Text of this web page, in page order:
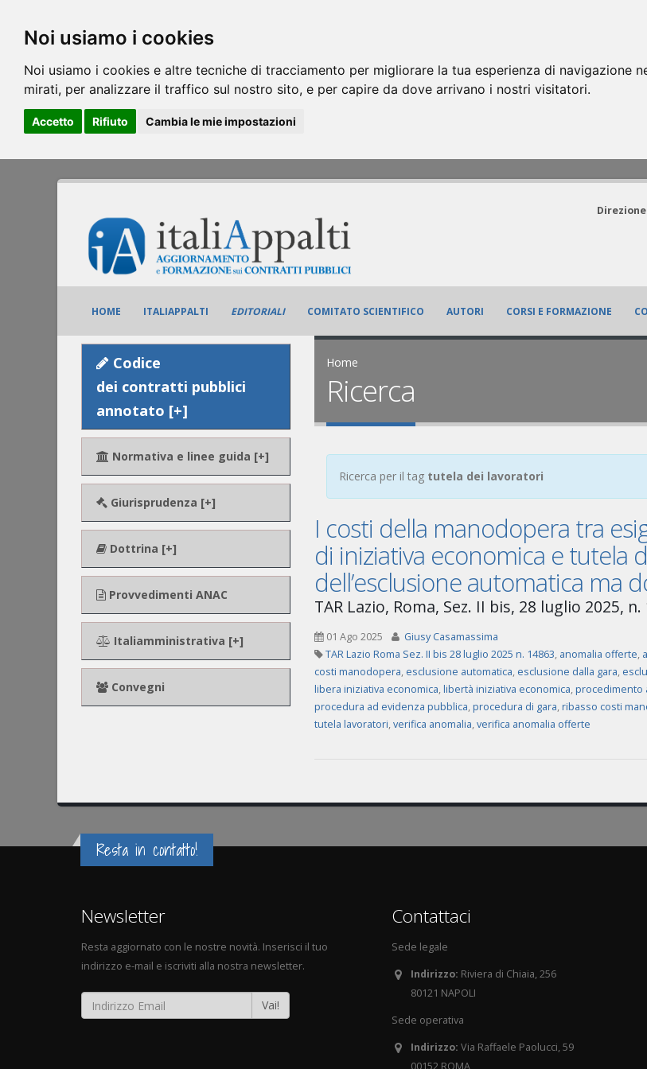
Noi usiamo i cookies
Noi usiamo i cookies e altre tecniche di tracciamento per migliorare la tua esperienza di navigazione
mirati, per analizzare il traffico sul nostro sito, e per capire da dove arrivano i nostri visitatori.
Accetto Rifiuto Cambia le mie impostazioni
HOME ITALIAPPALTI EDITORIALI COMITATO SCIENTIFICO AUTORI CORSI E FORMAZIONE
Codice
dei contratti pubblici
annotato [+]
Normativa e linee guida [+]
Giurisprudenza [+]
Dottrina [+]
Provvedimenti ANAC
Italiamministrativa [+]
Convegni
Home
Ricerca
Ricerca per il tag tutela dei lavoratori
I costi della manodopera tra
di iniziativa economica e tutela
dell’esclusione automatica ma
TAR Lazio, Roma, Sez. II bis, 28 luglio 2025, n.
01 Ago 2025
Giusy Casamassima
TAR Lazio Roma Sez. II bis 28 luglio 2025 n. 14863, anomalia offerte,
costi manodopera, esclusione automatica, esclusione dalla gara,
libera iniziativa economica,libertà iniziativa economica,procedimento
procedura ad evidenza pubblica,procedura di gara,ribasso costi
tutela lavoratori,verifica anomalia,verifica anomalia offerte
Resta in contatto!
Newsletter
Resta aggiornato con le nostre novità. Inserisci il tuo
indirizzo e-mail e iscriviti alla nostra newsletter.
Vai!
Contattaci
Sede legale
Indirizzo: Riviera di Chiaia, 256
80121 NAPOLI
Sede operativa
Indirizzo: Via Raffaele Paolucci, 59
00152 ROMA